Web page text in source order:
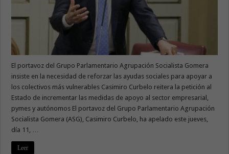
El portavoz del Grupo Parlamentario Agrupación Socialista Gomera
insiste en la necesidad de reforzar las ayudas sociales para apoyar a
los colectivos más vulnerables Casimiro Curbelo reitera la petición al
Estado de incrementar las medidas de apoyo al sector empresarial,
pymes y autónomos El portavoz del Grupo Parlamentario Agrupación
Socialista Gomera (ASG), Casimiro Curbelo, ha apelado este jueves,
día 11, …
Leer